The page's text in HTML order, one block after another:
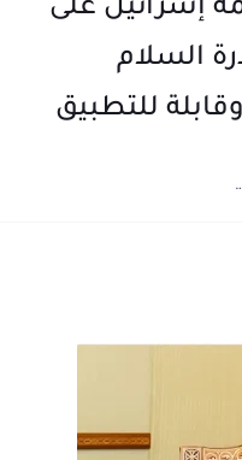
إسرائيل على
السلام
للتطبيق